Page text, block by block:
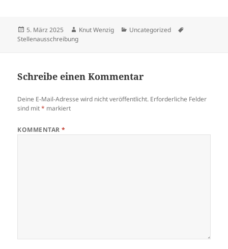
Veröffentlicht
am
5. März 2025 Autor
Knut Wenzig Kategorien
Uncategorized
Stellenausschreibung
Schreibe einen Kommentar
Deine E-Mail-Adresse wird nicht veröffentlicht. Erforderliche Felder
sind mit* markiert
KOMMENTAR*